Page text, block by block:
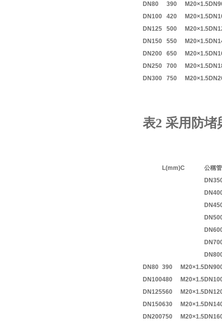
DN80
390 M20×1.5
DN100
420 M20×1.5
DN125
500 M20×1.5
DN150
550 M20×1.5
DN200
650 M20×1.5
DN250
700 M20×1.5
DN300
750 M20×1.5
表2 采用防
L(mm)C
公稱
DN80 390 M20×1.5
DN100480 M20×1.5
DN125560 M20×1.5
DN150630 M20×1.5
DN200750 M20×1.5